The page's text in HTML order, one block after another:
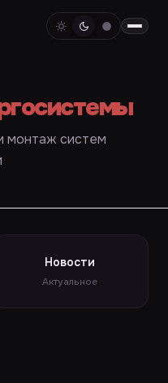
монтаж систем
Новости
Актуальное